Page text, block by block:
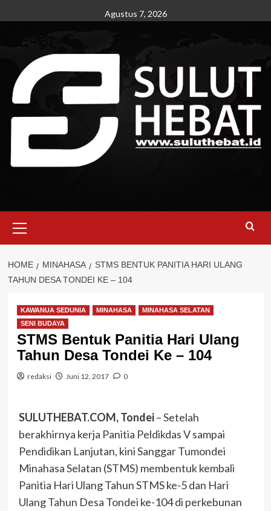
to
Agustus 7, 2026
Menu
HOME MINAHASA
STMS BENTUK PANITIA HARI ULANG
TAHUN DESA TONDEI KE – 104
KAWANUA SEDUNIA MINAHASA
MINAHASA SELATAN
SENI BUDAYA
STMS Bentuk Panitia Hari Ulang
Tahun Desa Tondei Ke – 104
redaksi Juni 12, 2017 0
SULUTHEBAT.COM, Tondei– Setelah
berakhirnya kerja Panitia Peldikdas V sampai
Pendidikan Lanjutan, kini Sanggar Tumondei
Minahasa Selatan (STMS) membentuk kembali
Panitia Hari Ulang Tahun STMS ke-5 dan Hari
Ulang Tahun Desa Tondei ke-104 di perkebunan